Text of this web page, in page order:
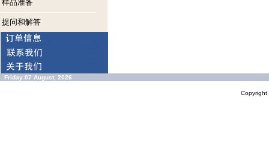
样品准备
提问和解答
Friday 07 August, 2026